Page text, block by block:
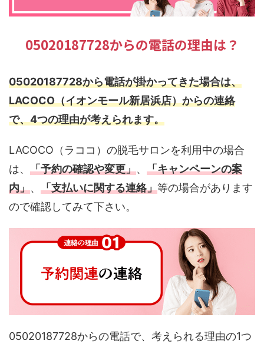
05020187728からの電話の理由は？
05020187728から電話が掛かってきた場合は、
LACOCO（イオンモール新居浜店）からの連絡
で、4つの理由が考えられます。
LACOCO（ラココ）の脱毛サロンを利用中の場合
は、 「予約の確認や変更」、 「キャンペーンの案
内」、 「支払いに関する連絡」等の場合があります
ので確認してみて下さい。
05020187728からの電話で、考えられる理由の1つ